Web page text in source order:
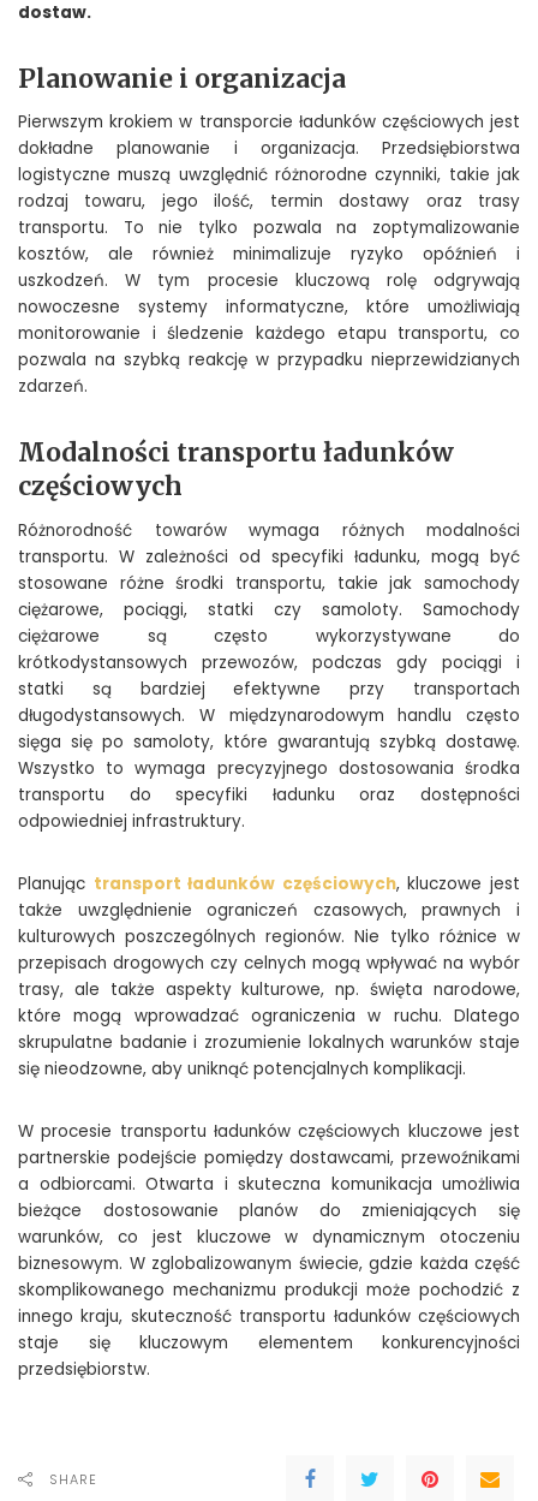
dostaw.
Planowanie i organizacja
Pierwszym krokiem w transporcie ładunków częściowych jest
dokładne planowanie i organizacja. Przedsiębiorstwa
logistyczne muszą uwzględnić różnorodne czynniki, takie jak
rodzaj towaru, jego ilość, termin dostawy oraz trasy
transportu. To nie tylko pozwala na zoptymalizowanie
kosztów, ale również minimalizuje ryzyko opóźnień i
uszkodzeń. W tym procesie kluczową rolę odgrywają
nowoczesne systemy informatyczne, które umożliwiają
monitorowanie i śledzenie każdego etapu transportu, co
pozwala na szybką reakcję w przypadku nieprzewidzianych
zdarzeń.
Modalności transportu ładunków
częściowych
Różnorodność towarów wymaga różnych modalności
transportu. W zależności od specyfiki ładunku, mogą być
stosowane różne środki transportu, takie jak samochody
ciężarowe, pociągi, statki czy samoloty. Samochody
ciężarowe są często wykorzystywane do
krótkodystansowych przewozów, podczas gdy pociągi i
statki są bardziej efektywne przy transportach
długodystansowych. W międzynarodowym handlu często
sięga się po samoloty, które gwarantują szybką dostawę.
Wszystko to wymaga precyzyjnego dostosowania środka
transportu do specyfiki ładunku oraz dostępności
odpowiedniej infrastruktury.
Planując transport ładunków częściowych, kluczowe jest
także uwzględnienie ograniczeń czasowych, prawnych i
kulturowych poszczególnych regionów. Nie tylko różnice w
przepisach drogowych czy celnych mogą wpływać na wybór
trasy, ale także aspekty kulturowe, np. święta narodowe,
które mogą wprowadzać ograniczenia w ruchu. Dlatego
skrupulatne badanie i zrozumienie lokalnych warunków staje
się nieodzowne, aby uniknąć potencjalnych komplikacji.
W procesie transportu ładunków częściowych kluczowe jest
partnerskie podejście pomiędzy dostawcami, przewoźnikami
a odbiorcami. Otwarta i skuteczna komunikacja umożliwia
bieżące dostosowanie planów do zmieniających się
warunków, co jest kluczowe w dynamicznym otoczeniu
biznesowym. W zglobalizowanym świecie, gdzie każda część
skomplikowanego mechanizmu produkcji może pochodzić z
innego kraju, skuteczność transportu ładunków częściowych
staje się kluczowym elementem konkurencyjności
przedsiębiorstw.
SHARE